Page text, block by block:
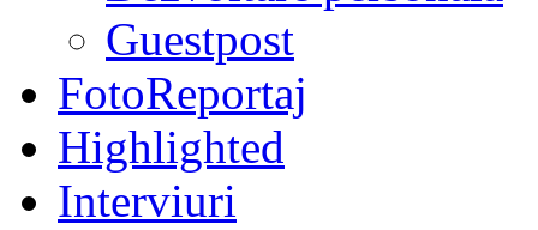
Guestpost
FotoReportaj
Highlighted
Interviuri